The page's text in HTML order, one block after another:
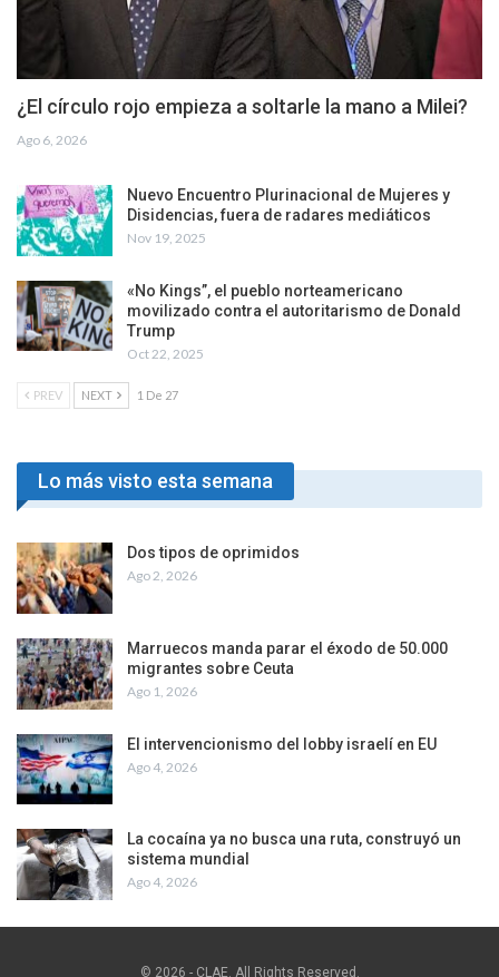
¿El círculo rojo empieza a soltarle la mano a Milei?
Ago 6, 2026
Nuevo Encuentro Plurinacional de Mujeres y
Disidencias, fuera de radares mediáticos
Nov 19, 2025
«No Kings”, el pueblo norteamericano
movilizado contra el autoritarismo de Donald
Trump
Oct 22, 2025
PREV NEXT 1 De 27
Lo más visto esta semana
Dos tipos de oprimidos
Ago 2, 2026
Marruecos manda parar el éxodo de 50.000
migrantes sobre Ceuta
Ago 1, 2026
El intervencionismo del lobby israelí en EU
Ago 4, 2026
La cocaína ya no busca una ruta, construyó un
sistema mundial
Ago 4, 2026
© 2026 - CLAE. All Rights Reserved.